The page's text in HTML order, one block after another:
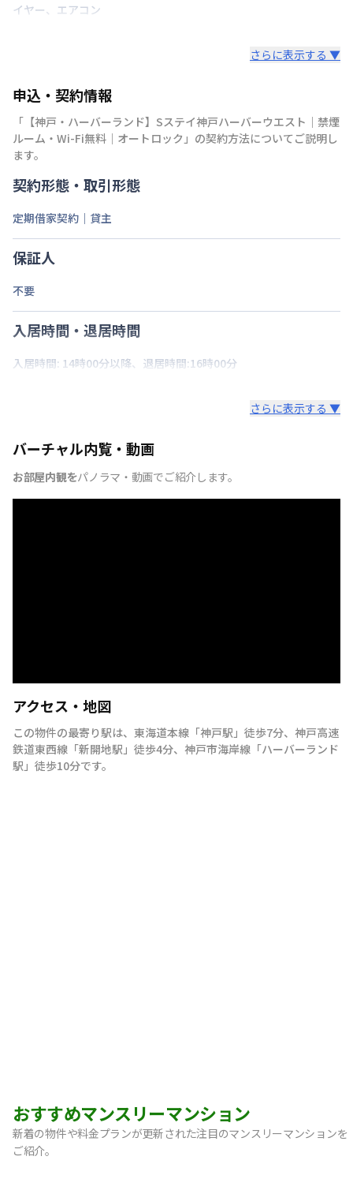
イヤー、 エアコン
さらに表示する ▼
申込・契約情報
「 【神戸・ハーバーランド】Sステイ神戸ハーバーウエスト｜禁煙
ルーム・Wi-Fi無料｜オートロック 」の契約方法についてご説明し
ます。
契約形態・取引形態
定期借家契約｜貸主
保証人
不要
入居時間・退居時間
入居時間: 14時00分以降、退居時間:16時00分
さらに表示する ▼
バーチャル内覧・動画
お部屋内観をパノラマ・動画でご紹介します。
アクセス・地図
この物件の最寄り駅は、 東海道本線 「神戸駅 」 徒歩7分、 神戸高速
鉄道東西線 「新開地駅 」 徒歩4分、 神戸市海岸線 「ハーバーランド
駅 」 徒歩10分です。
おすすめマンスリーマンション
新着の物件や料金プランが更新された注目のマンスリーマンションを
ご紹介。